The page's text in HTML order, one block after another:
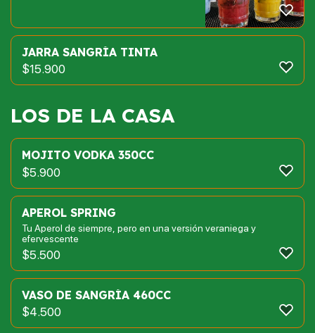
JARRA SANGRÍA TINTA
$15.900
LOS DE LA CASA
MOJITO VODKA 350CC
$5.900
APEROL SPRING
Tu Aperol de siempre, pero en una versión veraniega y
efervescente
$5.500
VASO DE SANGRÍA 460CC
$4.500